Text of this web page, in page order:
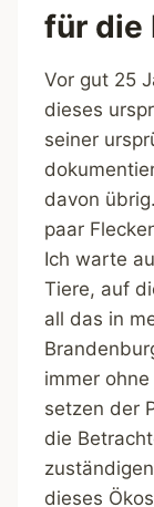
für die
Vor gut 25
dieses
seiner
davon
paar
Ich warte
Tiere, auf
all das in
immer
setzen der
die
dieses